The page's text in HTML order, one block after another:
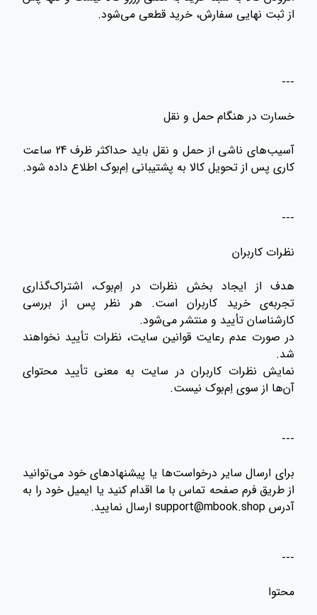
از ثبت نهایی سفارش، خرید قطعی می‌شود.
---
خسارت در هنگام حمل و نقل
آسیب‌های ناشی از حمل و نقل باید حداکثر ظرف 24 ساعت
کاری پس از تحویل کالا به پشتیبانی اِم‌بوک اطلاع داده شود.
---
نظرات کاربران
هدف از ایجاد بخش نظرات در اِم‌بوک، اشتراک‌گذاری
تجربه‌ی خرید کاربران است. هر نظر پس از بررسی
کارشناسان تأیید و منتشر می‌شود.
در صورت عدم رعایت قوانین سایت، نظرات تأیید نخواهند
شد.
نمایش نظرات کاربران در سایت به معنی تأیید محتوای
آن‌ها از سوی اِم‌بوک نیست.
---
برای ارسال سایر درخواست‌ها یا پیشنهادهای خود می‌توانید
از طریق فرم صفحه تماس با ما اقدام کنید یا ایمیل خود را به
آدرس support@mbook.shop ارسال نمایید.
---
محتوا